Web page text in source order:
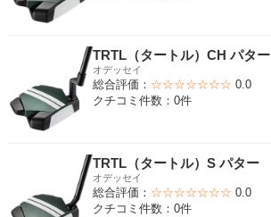
TRTL（タートル）CH パター
オデッセイ
総合評価： ☆☆☆☆☆☆☆ 0.0
クチコミ件数：0件
TRTL（タートル）S パター
オデッセイ
総合評価： ☆☆☆☆☆☆☆ 0.0
クチコミ件数：0件